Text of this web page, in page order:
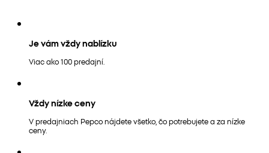
Je vám vždy nablízku
Viac ako 100 predajní.
Vždy nízke ceny
V predajniach Pepco nájdete všetko, čo potrebujete a za nízke
ceny.